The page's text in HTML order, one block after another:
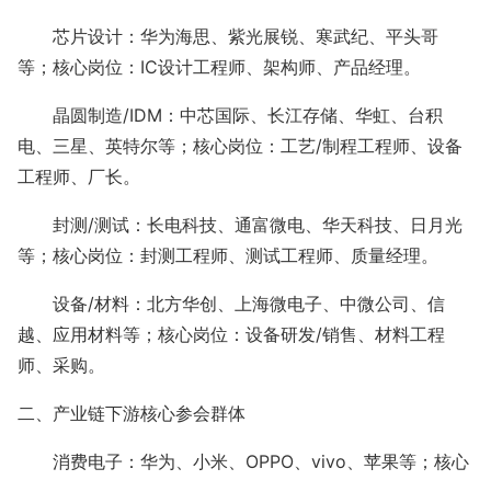
芯片设计：华为海思、紫光展锐、寒武纪、平头哥
等；核心岗位： IC设计工程师、架构师、产品经理。
晶圆制造/IDM：中芯国际、长江存储、华虹、台积
电、三星、英特尔等；核心岗位：工艺/制程工程师、设备
工程师、厂长。
封测 /测试：长电科技、通富微电、华天科技、日月光
等；核心岗位：封测工程师、测试工程师、质量经理。
设备/材料：北方华创、上海微电子、中微公司、信
越、应用材料等；核心岗位：设备研发/销售、材料工程
师、采购。
二、产业链下游核心参会群体
消费电子：华为、小米、 OPPO、vivo、苹果等；核心